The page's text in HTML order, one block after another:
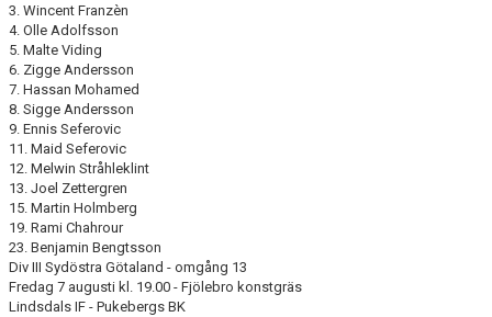
3. Wincent Franzèn
4. Olle Adolfsson
5. Malte Viding
6. Zigge Andersson
7. Hassan Mohamed
8. Sigge Andersson
9. Ennis Seferovic
11. Maid Seferovic
12. Melwin Stråhleklint
13. Joel Zettergren
15. Martin Holmberg
19. Rami Chahrour
23. Benjamin Bengtsson
Div III Sydöstra Götaland - omgång 13
Fredag 7 augusti kl. 19.00 - Fjölebro konstgräs
Lindsdals IF - Pukebergs BK